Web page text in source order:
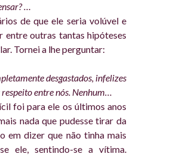
…
de que ele seria volúvel e
entre outras tantas hipóteses
Tornei a lhe perguntar:
desgastados, infelizes
entre nós. Nenhum…
foi para ele os últimos anos
nada que pudesse tirar da
em dizer que não tinha mais
ele, sentindo-se a vítima.